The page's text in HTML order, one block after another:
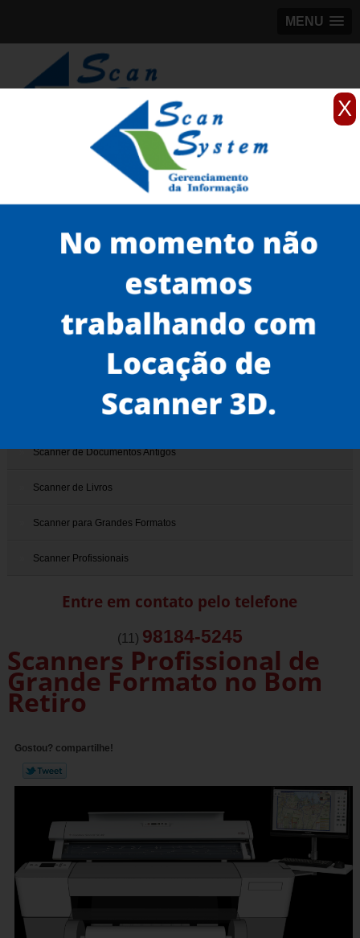
X
MENU
98184-5245
Scanner para grandes formatos
scanner para mapas
scanners profissional de grande formato no Bom Retiro
Serviços
Scanner de Documentos
Scanner de Documentos Antigos
Scanner de Livros
Scanner para Grandes Formatos
Scanner Profissionais
Entre em contato pelo telefone
(11) 98184-5245
Scanners Profissional de
Grande Formato no Bom
Retiro
Gostou? compartilhe!